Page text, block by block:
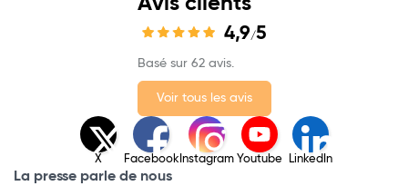
4,9/5
Basé sur 62 avis.
Voir tous les avis
X Facebook Instagram Youtube LinkedIn
La presse parle de nous